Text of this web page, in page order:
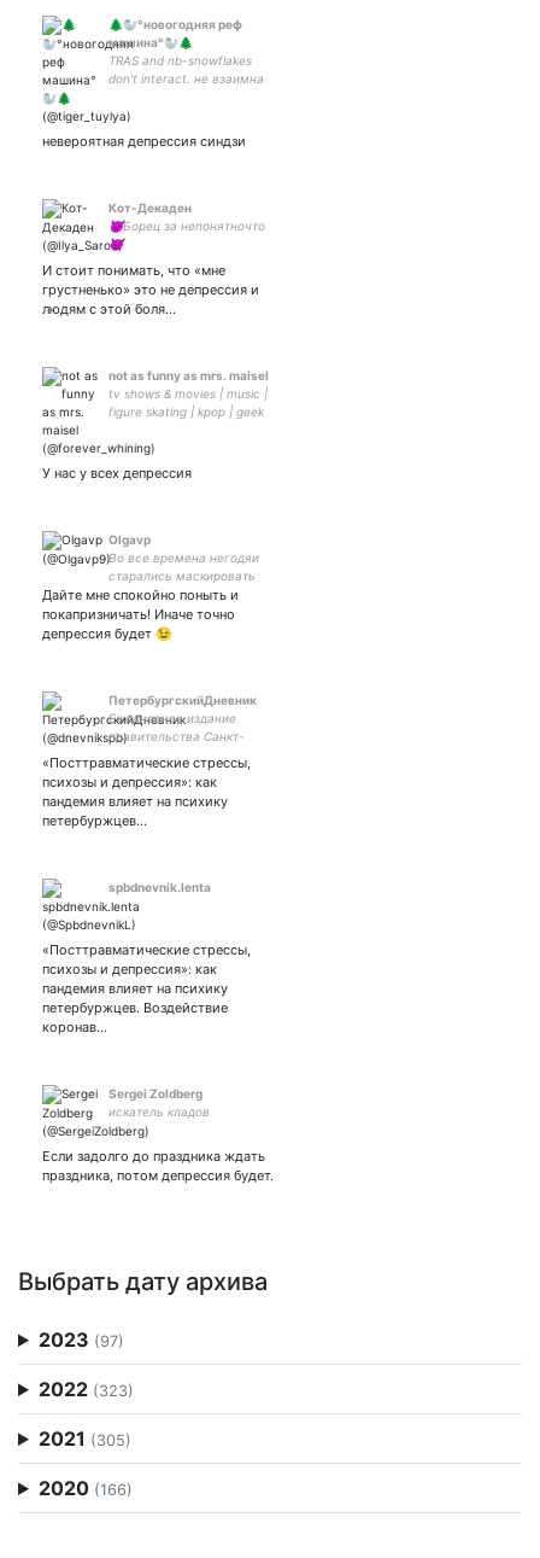
🌲🦭°новогодняя реф
машина°🦭🌲
TRAS and nb-snowflakes
don't interact. не взаимна
тореадорка. антихорни
Asuka
невероятная депрессия синдзи
Кот-Декаден
😈Борец за непонятночто
😈
И стоит понимать, что «мне
грустненько» это не депрессия и
людям с этой боля…
not as funny as mrs. maisel
tv shows & movies | music |
figure skating | kpop | geek
У нас у всех депрессия
Olgavp
Во все времена негодяи
старались маскировать
свои гнусные поступки
интересами религии,
морали и патриотизма
Дайте мне спокойно поныть и
покапризничать! Иначе точно
депрессия будет 😉
ПетербургскийДневник
Ежедневное издание
правительства Санкт-
«Посттравматические стрессы,
психозы и депрессия»: как
пандемия влияет на психику
петербуржцев…
spbdnevnik.lenta
«Посттравматические стрессы,
психозы и депрессия»: как
пандемия влияет на психику
петербуржцев. Воздействие
коронав…
Sergei Zoldberg
искатель кладов
Если задолго до праздника ждать
праздника, потом депрессия будет.
Выбрать дату архива
2023 (97)
2022 (323)
2021 (305)
2020 (166)